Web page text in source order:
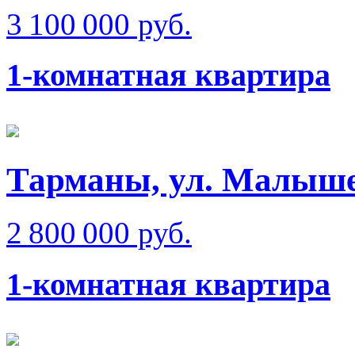
3 100 000 руб.
1-комнатная квартира
Тарманы, ул.
2 800 000 руб.
1-комнатная квартира